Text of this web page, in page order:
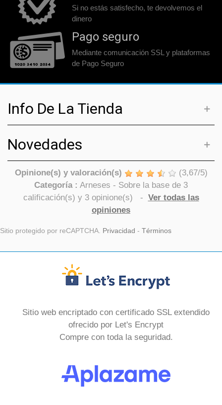
Si no estás satisfecho, te devolvemos el
dinero
Pago seguro
Mediante comunicación SSL y plataformas
de Pago Seguro
Info De La Tienda
Novedades
Opinione(s) y valoración(s) (3,67/5)
Categoría : Arneses - Sobre la base de 3
calificación(s) y 3opinione(s) - Ver todas las
opiniones
Sitio protegido por reCAPTCHA. Privacidad - Términos
Sitio web encriptado con certificado SSL extendido
ofrecido por Let's Encrypt
Compre con toda la seguridad.